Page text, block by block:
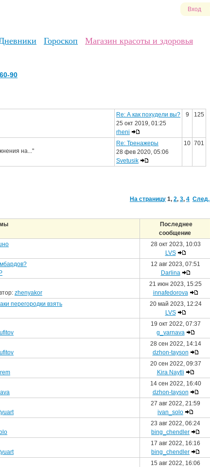
Вход
Гороскоп Магазин красоты и здоровья
90
Re: А как похудели вы?
25 окт 2019, 01:25
rheni
9 125
на..."
Re: Тренажеры
28 фев 2020, 05:06
Svetusik
10 701
На страницу 1, 2, 3, 4 След.
Последнее
сообщение
28 окт 2023, 10:03
LVS
12 авг 2023, 07:51
Darlina
zhenyakor
21 июн 2023, 15:25
innafedorova
перегородки взять
20 май 2023, 12:24
LVS
19 окт 2022, 07:37
g_varnava
28 сен 2022, 14:14
dzhon-tayson
20 сен 2022, 09:37
Kira Naytli
14 сен 2022, 16:40
dzhon-tayson
27 авг 2022, 21:59
ivan_solo
23 авг 2022, 06:24
bing_chendler
17 авг 2022, 16:16
bing_chendler
15 авг 2022, 16:06